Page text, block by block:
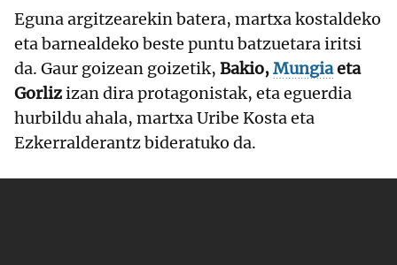
Eguna argitzearekin batera, martxa kostaldeko
eta barnealdeko beste puntu batzuetara iritsi
da. Gaur goizean goizetik, Bakio,Mungiaeta
Gorlizizan dira protagonistak, eta eguerdia
hurbildu ahala, martxa Uribe Kosta eta
Ezkerralderantz bideratuko da.